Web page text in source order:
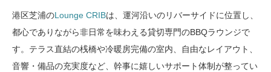
港区芝浦のLounge CRIBは、運河沿いのリバーサイドに位置し、
都心でありながら非日常を味わえる貸切専門のBBQラウンジで
す。テラス直結の桟橋や冷暖房完備の室内、自由なレイアウト、
音響・備品の充実度など、幹事に嬉しいサポート体制が整ってい